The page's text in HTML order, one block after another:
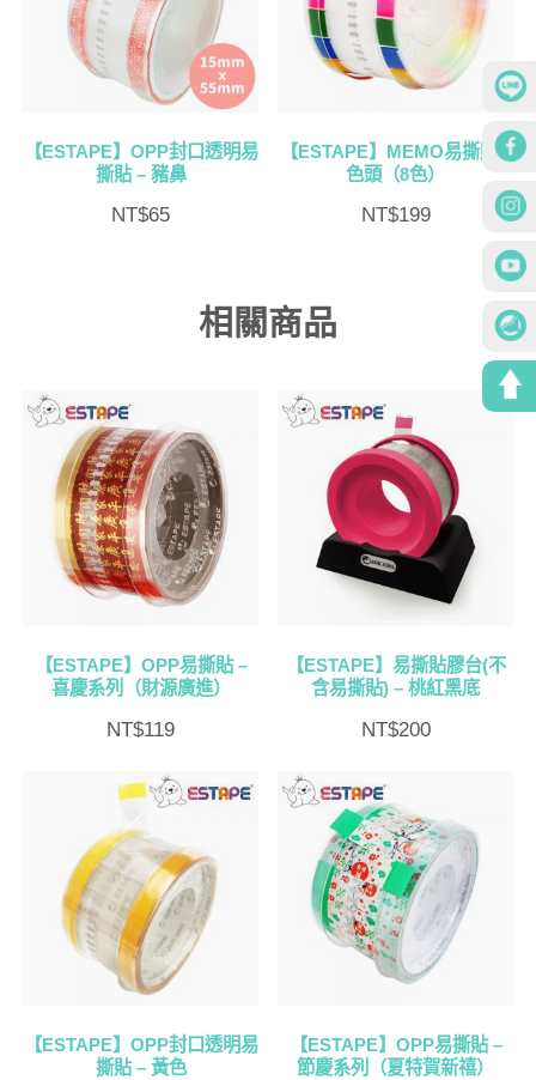
【ESTAPE】OPP封口透明易
撕貼 – 豬鼻
NT$65
【ESTAPE】MEMO易撕貼 –
色頭（8色）
NT$199
相關商品
【ESTAPE】OPP易撕貼 –
喜慶系列（財源廣進）
NT$119
【ESTAPE】易撕貼膠台(不
含易撕貼) – 桃紅黑底
NT$200
【ESTAPE】OPP封口透明易
撕貼 – 黃色
【ESTAPE】OPP易撕貼 –
節慶系列（夏特賀新禧）